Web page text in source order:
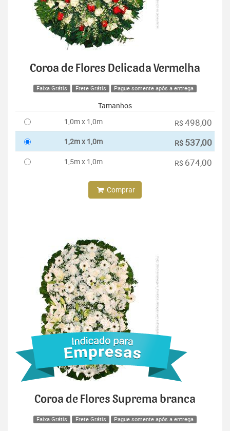
Coroa de Flores Delicada Vermelha
Faixa Grátis Frete Grátis Pague somente após a entrega
Tamanhos
1,0m x 1,0m
R$ 498,00
1,2m x 1,0m R$ 537,00
1,5m x 1,0m R$ 674,00
Comprar
Coroa de Flores Suprema branca
Faixa Grátis Frete Grátis Pague somente após a entrega